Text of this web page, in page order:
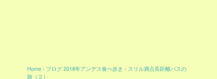
Home › ブログ2018年アンデス食べ歩き › スリル満点長距離バスの
旅（２）